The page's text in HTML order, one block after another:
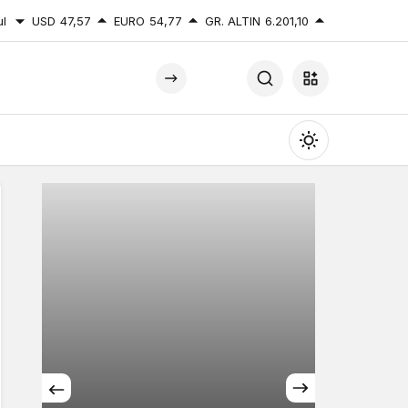
USD 47,57 EURO 54,77 GR. ALTIN 6.201,10
Mod
değiştir